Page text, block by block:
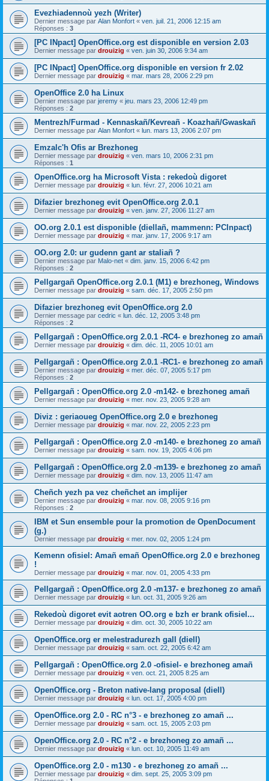
Evezhiadennoù yezh (Writer)
Dernier message par Alan Monfort « ven. juil. 21, 2006 12:15 am
Réponses : 3
[PC INpact] OpenOffice.org est disponible en version 2.03
Dernier message par drouizig « ven. juin 30, 2006 9:34 am
[PC INpact] OpenOffice.org disponible en version fr 2.02
Dernier message par drouizig « mar. mars 28, 2006 2:29 pm
OpenOffice 2.0 ha Linux
Dernier message par jeremy « jeu. mars 23, 2006 12:49 pm
Réponses : 2
Mentrezh/Furmad - Kennaskañ/Kevreañ - Koazhañ/Gwaskañ
Dernier message par Alan Monfort « lun. mars 13, 2006 2:07 pm
Emzalc'h Ofis ar Brezhoneg
Dernier message par drouizig « ven. mars 10, 2006 2:31 pm
Réponses : 1
OpenOffice.org ha Microsoft Vista : rekedoù digoret
Dernier message par drouizig « lun. févr. 27, 2006 10:21 am
Difazier brezhoneg evit OpenOffice.org 2.0.1
Dernier message par drouizig « ven. janv. 27, 2006 11:27 am
OO.org 2.0.1 est disponible (diellañ, mammenn: PCInpact)
Dernier message par drouizig « mar. janv. 17, 2006 9:17 am
OO.org 2.0: ur gudenn gant ar staliañ ?
Dernier message par Malo-net « dim. janv. 15, 2006 6:42 pm
Réponses : 2
Pellgargañ OpenOffice.org 2.0.1 (M1) e brezhoneg, Windows
Dernier message par drouizig « sam. déc. 17, 2005 2:50 pm
Difazier brezhoneg evit OpenOffice.org 2.0
Dernier message par cedric « lun. déc. 12, 2005 3:48 pm
Réponses : 2
Pellgargañ : OpenOffice.org 2.0.1 -RC4- e brezhoneg zo amañ
Dernier message par drouizig « dim. déc. 11, 2005 10:01 am
Pellgargañ : OpenOffice.org 2.0.1 -RC1- e brezhoneg zo amañ
Dernier message par drouizig « mer. déc. 07, 2005 5:17 pm
Réponses : 2
Pellgargañ : OpenOffice.org 2.0 -m142- e brezhoneg amañ
Dernier message par drouizig « mer. nov. 23, 2005 9:28 am
Diviz : geriaoueg OpenOffice.org 2.0 e brezhoneg
Dernier message par drouizig « mar. nov. 22, 2005 2:23 pm
Pellgargañ : OpenOffice.org 2.0 -m140- e brezhoneg zo amañ
Dernier message par drouizig « sam. nov. 19, 2005 4:06 pm
Pellgargañ : OpenOffice.org 2.0 -m139- e brezhoneg zo amañ
Dernier message par drouizig « dim. nov. 13, 2005 11:47 am
Cheñch yezh pa vez cheñchet an implijer
Dernier message par drouizig « mar. nov. 08, 2005 9:16 pm
Réponses : 2
IBM et Sun ensemble pour la promotion de OpenDocument
(g.)
Dernier message par drouizig « mer. nov. 02, 2005 1:24 pm
Kemenn ofisiel: Amañ emañ OpenOffice.org 2.0 e brezhoneg
!
Dernier message par drouizig « mar. nov. 01, 2005 4:33 pm
Pellgargañ : OpenOffice.org 2.0 -m137- e brezhoneg zo amañ
Dernier message par drouizig « lun. oct. 31, 2005 9:26 am
Rekedoù digoret evit aotren OO.org e bzh er brank ofisiel...
Dernier message par drouizig « dim. oct. 30, 2005 10:22 am
OpenOffice.org er melestradurezh gall (diell)
Dernier message par drouizig « sam. oct. 22, 2005 6:42 am
Pellgargañ : OpenOffice.org 2.0 -ofisiel- e brezhoneg amañ
Dernier message par drouizig « ven. oct. 21, 2005 8:25 am
OpenOffice.org - Breton native-lang proposal (diell)
Dernier message par drouizig « lun. oct. 17, 2005 4:00 pm
OpenOffice.org 2.0 - RC n°3 - e brezhoneg zo amañ ...
Dernier message par drouizig « sam. oct. 15, 2005 2:03 pm
OpenOffice.org 2.0 - RC n°2 - e brezhoneg zo amañ ...
Dernier message par drouizig « lun. oct. 10, 2005 11:49 am
OpenOffice.org 2.0 - m130 - e brezhoneg zo amañ ...
Dernier message par drouizig « dim. sept. 25, 2005 3:09 pm